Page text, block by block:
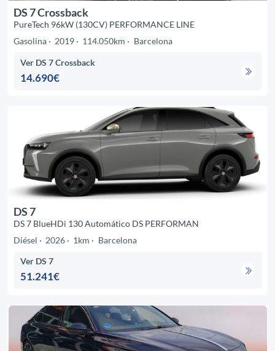
DS 7 Crossback
PureTech 96kW (130CV) PERFORMANCE LINE
Gasolina
2019 114.050km Barcelona
Ver DS 7 Crossback
14.690€
DS 7
DS 7 BlueHDi 130 Automático DS PERFORMAN
Diésel
2026 1km Barcelona
Ver DS 7
51.241€